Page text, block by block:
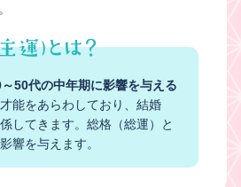
50代の中年期に影響を与える
能をあらわしており、結婚
してきます。総格（総運）と
響を与えます。